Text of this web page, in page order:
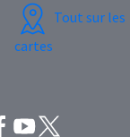
Tout sur les
cartes